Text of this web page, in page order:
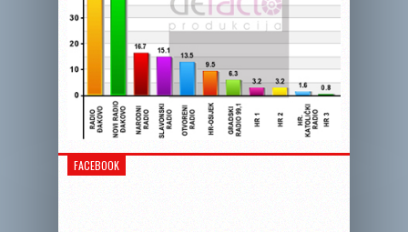
FACEBOOK